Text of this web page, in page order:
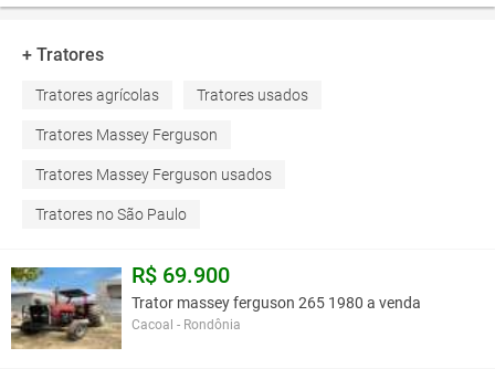
+ Tratores
Tratores agrícolas Tratores usados
Tratores Massey Ferguson
Tratores Massey Ferguson usados
Tratores no São Paulo
R$ 69.900
Trator massey ferguson 265 1980 a venda
Cacoal - Rondônia